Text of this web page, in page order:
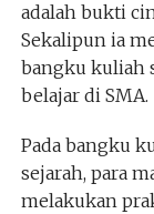
adalah bukti
Sekalipun ia
bangku kuliah
belajar di SMA.
Pada bangku
sejarah, para
melakukan